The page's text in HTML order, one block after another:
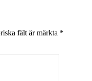
fält är märkta *